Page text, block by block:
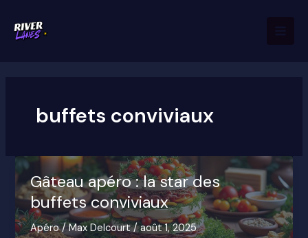
contenu
buffets conviviaux
Gâteau apéro : la star des
buffets conviviaux
Apéro/Max Delcourt/août 1, 2025